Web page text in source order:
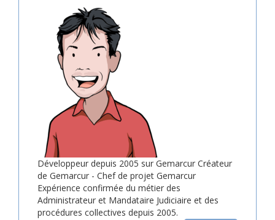
Développeur depuis 2005 sur Gemarcur Créateur
de Gemarcur - Chef de projet Gemarcur
Expérience confirmée du métier des
Administrateur et Mandataire Judiciaire et des
procédures collectives depuis 2005.